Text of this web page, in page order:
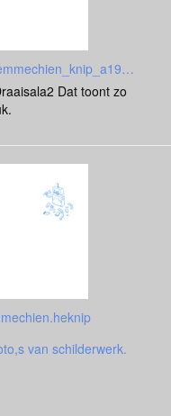
www.virtualgallery.com/hemmechien_knip_a19328/cosa
Dat toont zo
van schilderwerk.